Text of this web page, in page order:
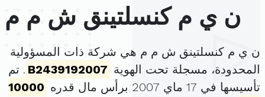
ن ي م كنسلتينق ش م م
ن ي م كنسلتينق ش م م هي شركة ذات المسؤولية
المحدودة، مسجلة تحت الهوية B2439192007 . تم
تأسيسها في 17 ماي 2007 برأس مال قدره
10000